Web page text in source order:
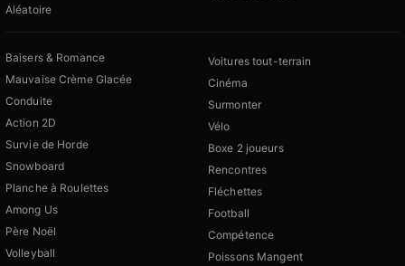
Aléatoire
Baisers & Romance
Mauvaise Crème Glacée
Conduite
Action 2D
Survie de Horde
Snowboard
Planche à Roulettes
Among Us
Père Noël
Volleyball
Voitures tout-terrain
Cinéma
Surmonter
Vélo
Boxe 2 joueurs
Rencontres
Fléchettes
Football
Compétence
Poissons Mangent